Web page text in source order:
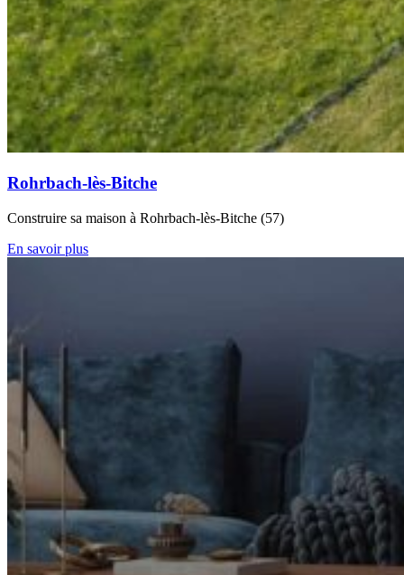
Rohrbach-lès-Bitche
Construire sa maison à Rohrbach-lès-Bitche (57)
En savoir plus